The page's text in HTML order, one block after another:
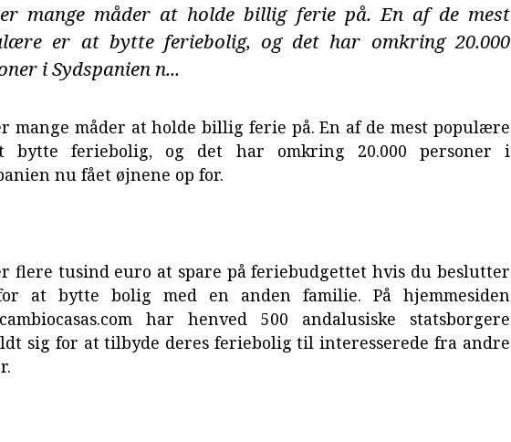
mange måder at holde billig ferie på. En af de mest
er at bytte feriebolig, og det har omkring 20.000
i Sydspanien n...
mange måder at holde billig ferie på. En af de mest populære
bytte feriebolig, og det har omkring 20.000 personer i
nu fået øjnene op for.
flere tusind euro at spare på feriebudgettet hvis du beslutter
at bytte bolig med en anden familie. På hjemmesiden
har henved 500 andalusiske statsborgere
sig for at tilbyde deres feriebolig til interesserede fra andre